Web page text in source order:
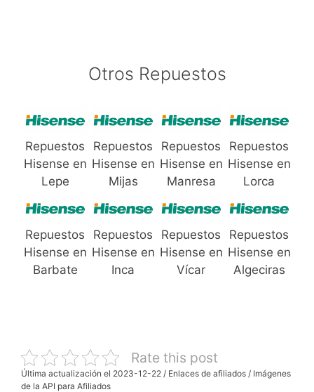
Otros Repuestos
Repuestos
Hisense en
Lepe
Repuestos
Hisense en
Mijas
Repuestos
Hisense en
Manresa
Repuestos
Hisense en
Lorca
Repuestos
Hisense en
Barbate
Repuestos
Hisense en
Inca
Repuestos
Hisense en
Vícar
Repuestos
Hisense en
Algeciras
Rate this post
Última actualización el 2023-12-22 / Enlaces de afiliados / Imágenes
de la API para Afiliados